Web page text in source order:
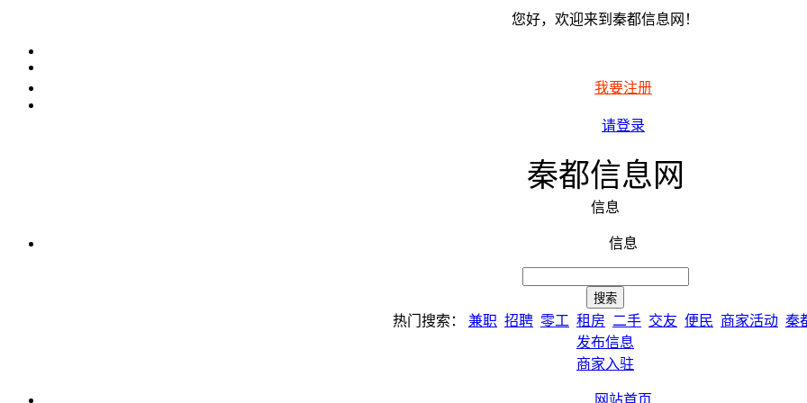
您好，欢迎来到秦都信息网！
我要注册
请登录
秦都信息网
信息
信息
热门搜索： 兼职 招聘 零工 租房 二手 交友 便民 商家活动 秦
发布信息
商家入驻
网站首页